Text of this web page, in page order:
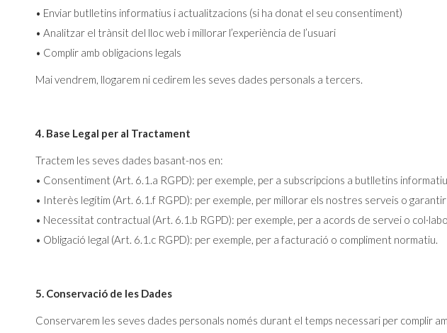
• Enviar butlletins informatius i actualitzacions (si ha donat el seu consentiment)
• Analitzar el trànsit del lloc web i millorar l’experiència de l’usuari
• Complir amb obligacions legals
Mai vendrem, llogarem ni cedirem les seves dades personals a tercers.
4. Base Legal per al Tractament
Tractem les seves dades basant-nos en:
• Consentiment (Art. 6.1.a RGPD): per exemple, per a subscripcions a butlletins
• Interès legítim (Art. 6.1.f RGPD): per exemple, per millorar els nostres serveis o
• Necessitat contractual (Art. 6.1.b RGPD): per exemple, per a acords de servei o
• Obligació legal (Art. 6.1.c RGPD): per exemple, per a facturació o compliment normatiu.
5. Conservació de les Dades
Conservarem les seves dades personals només durant el temps necessari per complir